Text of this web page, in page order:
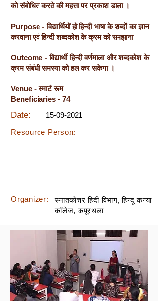
को संबोधित करते की महत्ता पर प्रकाश डाला ।
Purpose - विद्यार्थियों हो हिन्दी भाषा के शब्दों का ज्ञान
करवाना एवं हिन्दी शब्दकोश के क्रम को समझाना
Outcome - विद्यार्थी हिन्दी वर्णमाला और शब्दकोश के
क्रम संबंधी समस्या को हल कर सकेगा ।
Venue - स्मार्ट रूम
Beneficiaries - 74
Date: 15-09-2021
--
Resource Person:
Organizer:
स्नातकोत्तर हिंदी विभाग, हिन्दू कन्या
कॉलेज, कपूरथला